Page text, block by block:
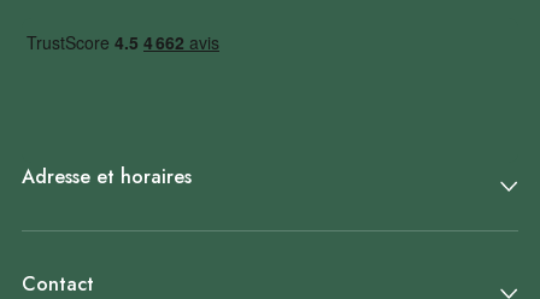
Adresse et horaires
Contact